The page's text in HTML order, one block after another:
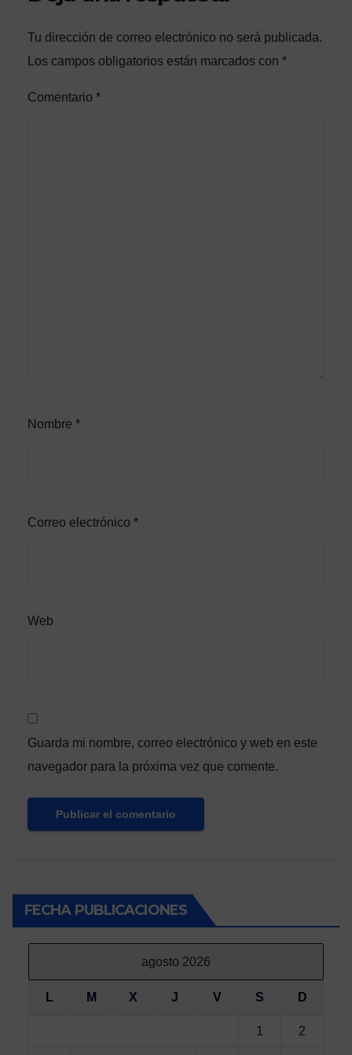
Tu dirección de correo electrónico no será publicada.
Los campos obligatorios están marcados con *
Comentario *
Nombre *
Correo electrónico *
Web
Guarda mi nombre, correo electrónico y web en este
navegador para la próxima vez que comente.
FECHA PUBLICACIONES
agosto 2026
L M X J V S D
1 2